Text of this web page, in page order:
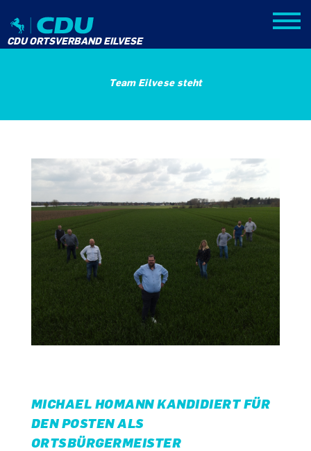
CDU ORTSVERBAND EILVESE
Team Eilvese steht
MICHAEL HOMANN KANDIDIERT FÜR
DEN POSTEN ALS
ORTSBÜRGERMEISTER